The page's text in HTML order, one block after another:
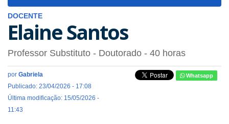
DOCENTE
Elaine Santos
Professor Substituto - Doutorado - 40 horas
por Gabriela
Publicado: 23/04/2026 - 17:08
Última modificação: 15/05/2026 -
11:43
Whatsapp